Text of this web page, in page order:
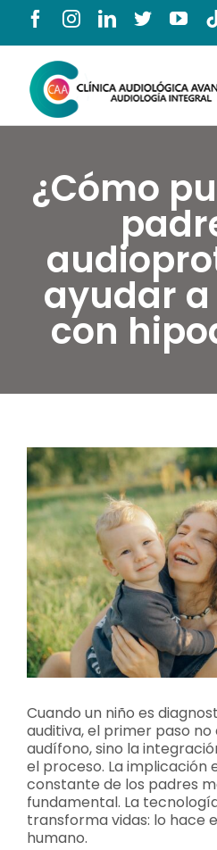
Saltar
contenido
Productos
Servicios
Salud auditiva
Llámanos 912 129 122
¿Cómo
ayudar
con
Ver
imagen
más
grande
Cuando un niño es
auditiva, el primer paso
audífono, sino la
el proceso. La implicación
constante de los padres
fundamental. La
transforma vidas: lo hace
humano.